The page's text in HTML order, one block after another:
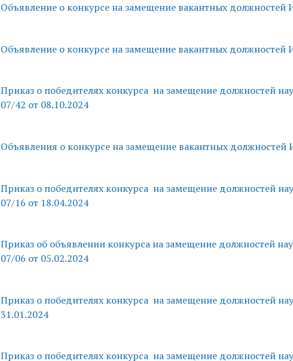
Объявление о конкурсе на замещение вакантных
Объявление о конкурсе на замещение вакантных
Приказ о победителях конкурса на замещение должностей
07/42 от 08.10.2024
Объявления о конкурсе на замещение вакантных
Приказ о победителях конкурса на замещение должностей
07/16 от 18.04.2024
Приказ об объявлении конкурса на замещение должностей
07/06 от 05.02.2024
Приказ о победителях конкурса на замещение должностей
31.01.2024
Приказ о победителях конкурса на замещение должностей